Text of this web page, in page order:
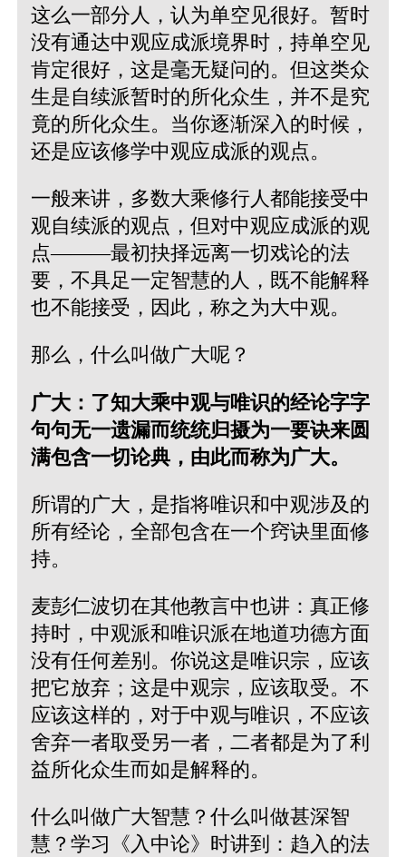
这么一部分人，认为单空见很好。暂时
没有通达中观应成派境界时，持单空见
肯定很好，这是毫无疑问的。但这类众
生是自续派暂时的所化众生，并不是究
竟的所化众生。当你逐渐深入的时候，
还是应该修学中观应成派的观点。
一般来讲，多数大乘修行人都能接受中
观自续派的观点，但对中观应成派的观
点———最初抉择远离一切戏论的法
要，不具足一定智慧的人，既不能解释
也不能接受，因此，称之为大中观。
那么，什么叫做广大呢？
广大：了知大乘中观与唯识的经论字字
句句无一遗漏而统统归摄为一要诀来圆
满包含一切论典，由此而称为广大。
所谓的广大，是指将唯识和中观涉及的
所有经论，全部包含在一个窍诀里面修
持。
麦彭仁波切在其他教言中也讲：真正修
持时，中观派和唯识派在地道功德方面
没有任何差别。你说这是唯识宗，应该
把它放弃；这是中观宗，应该取受。不
应该这样的，对于中观与唯识，不应该
舍弃一者取受另一者，二者都是为了利
益所化众生而如是解释的。
什么叫做广大智慧？什么叫做甚深智
慧？学习《入中论》时讲到：趋入的法